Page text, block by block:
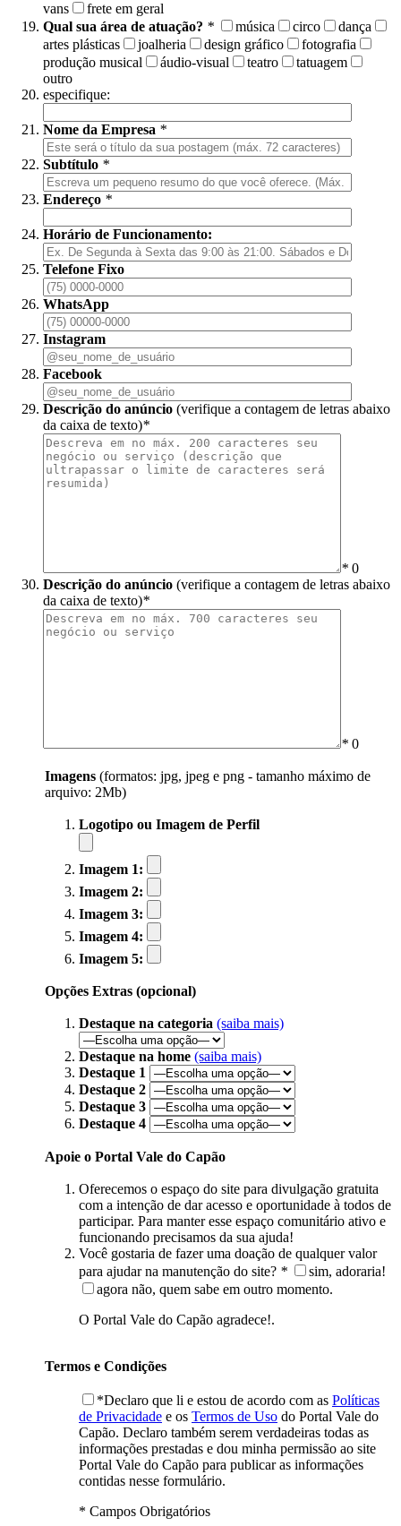
vans
frete em geral
Qual sua área de atuação? * música circo
dança
artes plásticas
joalheria design gráfico
fotografia
produção musical
áudio-visual teatro
tatuagem
outro
especifique:
Nome da Empresa *
Subtítulo *
Endereço *
Horário de Funcionamento:
Telefone Fixo
WhatsApp
Instagram
Facebook
Descrição do anúncio (verifique a contagem de letras abaixo
da caixa de texto)*
* 0
Descrição do anúncio (verifique a contagem de letras abaixo
da caixa de texto)*
* 0
Imagens (formatos: jpg, jpeg e png - tamanho máximo de
arquivo: 2Mb)
Logotipo ou Imagem de Perfil
Imagem 1:
Imagem 2:
Imagem 3:
Imagem 4:
Imagem 5:
Opções Extras (opcional)
Destaque na categoria (saiba mais)
Destaque na home (saiba mais)
Destaque 1
Destaque 2
Destaque 3
Destaque 4
Apoie o Portal Vale do Capão
Oferecemos o espaço do site para divulgação gratuita
com a intenção de dar acesso e oportunidade à todos de
participar. Para manter esse espaço comunitário ativo e
funcionando precisamos da sua ajuda!
Você gostaria de fazer uma doação de qualquer valor
para ajudar na manutenção do site? *
sim, adoraria!
agora não, quem sabe em outro momento.
O Portal Vale do Capão agradece!.
Termos e Condições
*Declaro que li e estou de acordo com as Políticas
de Privacidade e os Termos de Uso do Portal Vale do
Capão. Declaro também serem verdadeiras todas as
informações prestadas e dou minha permissão ao site
Portal Vale do Capão para publicar as informações
contidas nesse formulário.
* Campos Obrigatórios